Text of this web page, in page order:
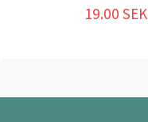
19.00 SEK